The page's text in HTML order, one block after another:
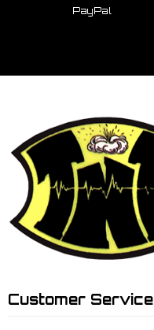
PayPal
Customer Service